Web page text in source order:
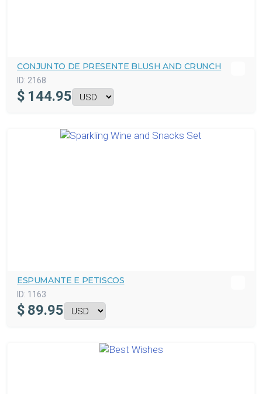
CONJUNTO DE PRESENTE BLUSH AND CRUNCH
ID: 2168
$ 144.95
ESPUMANTE E PETISCOS
ID: 1163
$ 89.95